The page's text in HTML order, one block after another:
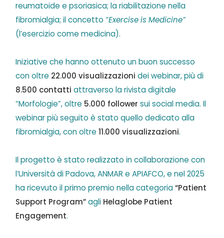
reumatoide e psoriasica; la riabilitazione nella
fibromialgia; il concetto “Exercise is Medicine”
(l’esercizio come medicina).
Iniziative che hanno ottenuto un buon successo
con oltre 22.000 visualizzazioni dei webinar, più di
8.500 contattiattraverso la rivista digitale
“Morfologie”, oltre 5.000 followersui social media. Il
webinar più seguito è stato quello dedicato alla
fibromialgia, con oltre11.000 visualizzazioni.
Il progetto è stato realizzato in collaborazione con
l’Università di Padova, ANMAR e APIAFCO, e nel 2025
ha ricevuto il primo premio nella categoria“Patient
Support Program”agli Helaglobe Patient
Engagement.